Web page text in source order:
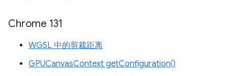
Chrome 131
WGSL 中的剪裁距离
GPUCanvasContext getConfiguration()